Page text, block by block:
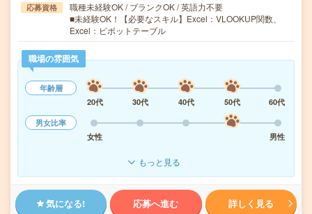
応募資格
職種未経験OK / ブランクOK / 英語力不要
■未経験OK！【必要なスキル】Excel：VLOOKUP関数、
Excel：ピボットテーブル
職場の雰囲気
年齢層
20代
30代 40代 50代
60代
男女比率
女性
男性
もっと見る
気になる! 応募へ進む 詳しく見る